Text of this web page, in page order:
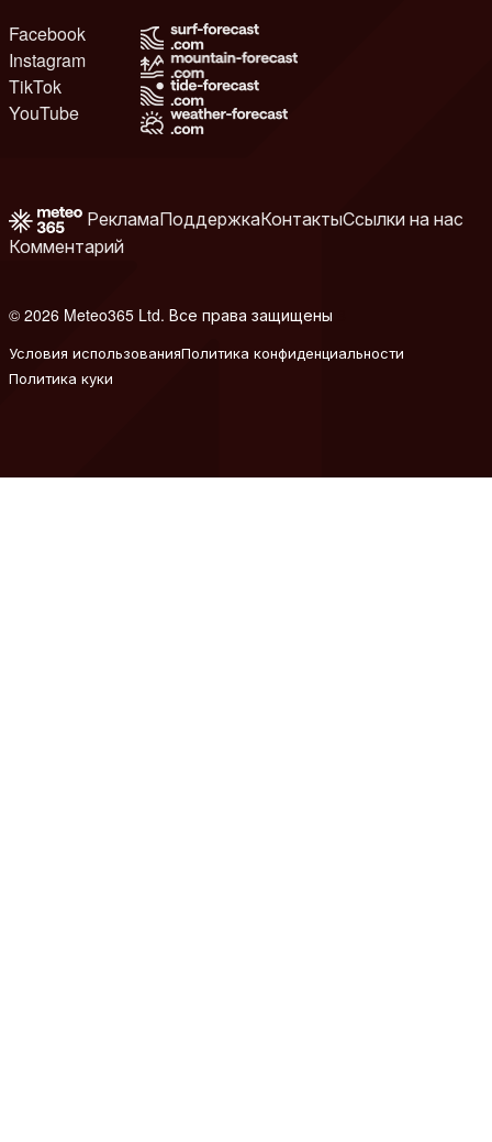
Facebook
Instagram
TikTok
YouTube
РекламаПоддержкаКонтактыСсылки на нас
Комментарий
© 2026 Meteo365 Ltd. Все права защищены
Условия использованияПолитика конфиденциальности
Политика куки